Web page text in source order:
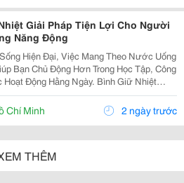
Giải Pháp Tiện Lợi Cho Người
Năng Động
Hiện Đại, Việc Mang Theo Nước Uống
Bạn Chủ Động Hơn Trong Học Tập, Công
Hoạt Động Hằng Ngày. Bình Giữ Nhiệt
Vật Dụng Chứa Nước Mà Còn Hỗ Trợ Bảo
Mang Lại Sự Tiện Lợi Trong Nhiều...
Chí Minh 2 ngày trước
THÊM